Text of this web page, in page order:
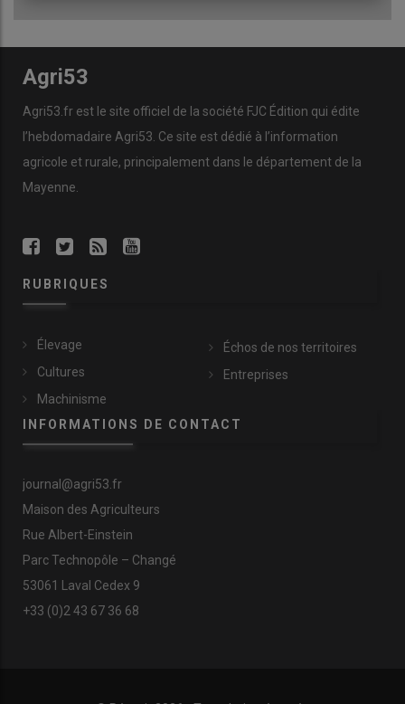
Agri53
Agri53.fr est le site officiel de la société FJC Édition qui édite
l’hebdomadaire Agri53. Ce site est dédié à l’information
agricole et rurale, principalement dans le département de la
Mayenne.
RUBRIQUES
Élevage
Cultures
Machinisme
Échos de nos territoires
Entreprises
INFORMATIONS DE CONTACT
journal@agri53.fr
Maison des Agriculteurs
Rue Albert-Einstein
Parc Technopôle – Changé
53061 Laval Cedex 9
+33 (0)2 43 67 36 68